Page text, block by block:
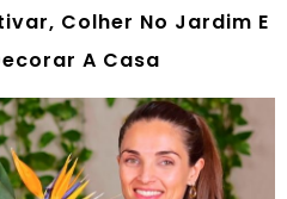
Colher No Jardim E
A Casa